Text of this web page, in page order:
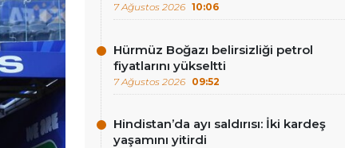
7 Ağustos 2026 10:06
Hürmüz Boğazı belirsizliği petrol
fiyatlarını yükseltti
7 Ağustos 2026 09:52
Hindistan’da ayı saldırısı: İki kardeş
yaşamını yitirdi